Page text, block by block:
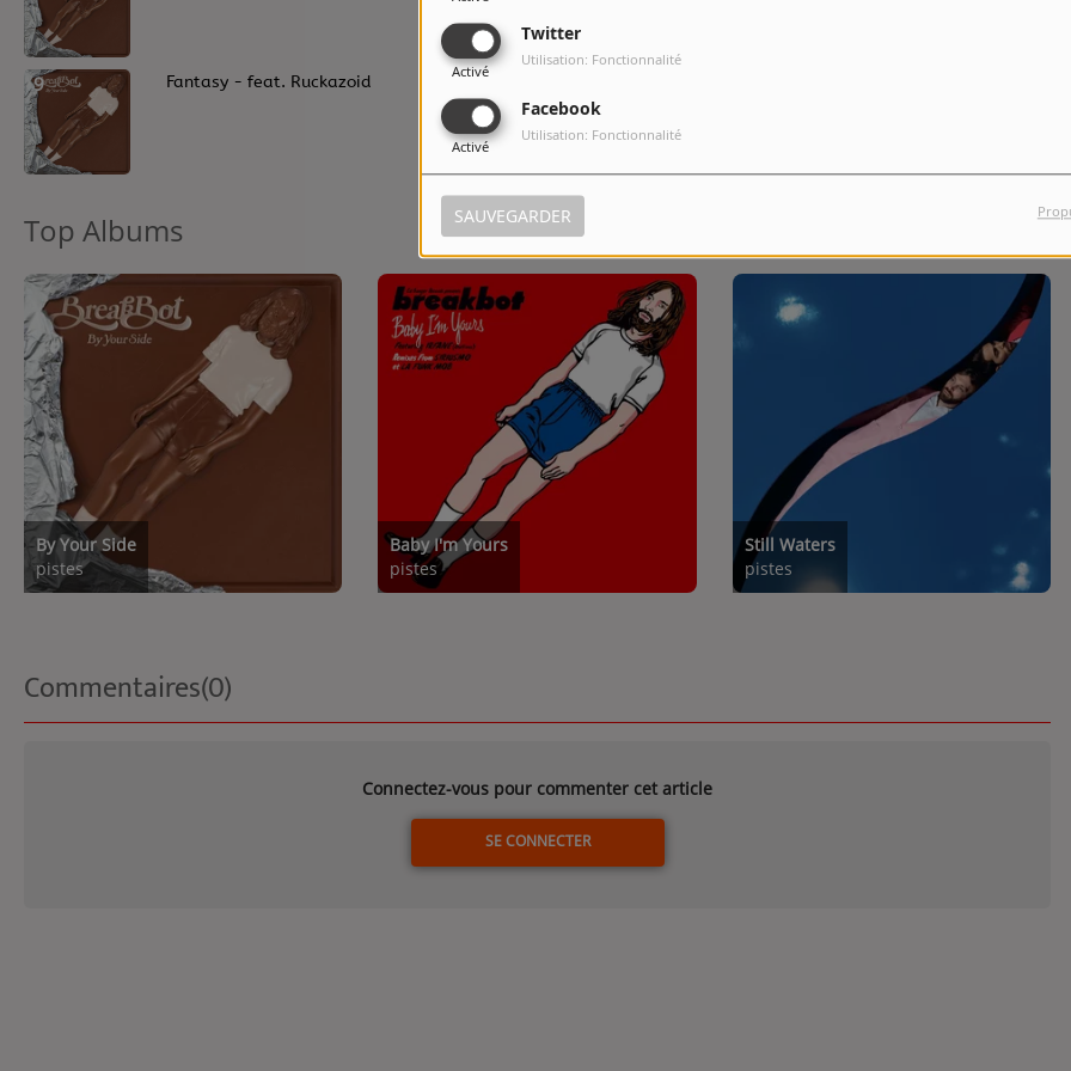
Twitter
Activé
Utilisation: Fonctionnalité
Facebook
Activé
Utilisation: Fonctionnalité
SAUVEGARDER
9 Fantasy - feat. Ruckazoid
Top Albums
By Your Side
pistes
Baby I'm Yours
pistes
Still Waters
pistes
Commentaires(0)
Connectez-vous pour commenter cet article
SE CONNECTER